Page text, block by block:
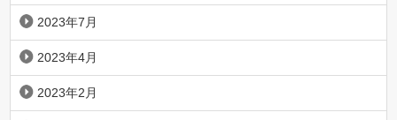
2023年7月
2023年4月
2023年2月